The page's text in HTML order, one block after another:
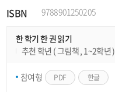
ISBN 9788901250205
한 학기 한 권 읽기
추천 학년 ( 그림책 , 1~2학년 )
참여형 PDF 한글